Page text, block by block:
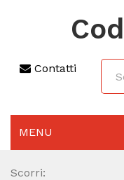
Contatti
MENU
AGGIORNAMENTO
Scorri: